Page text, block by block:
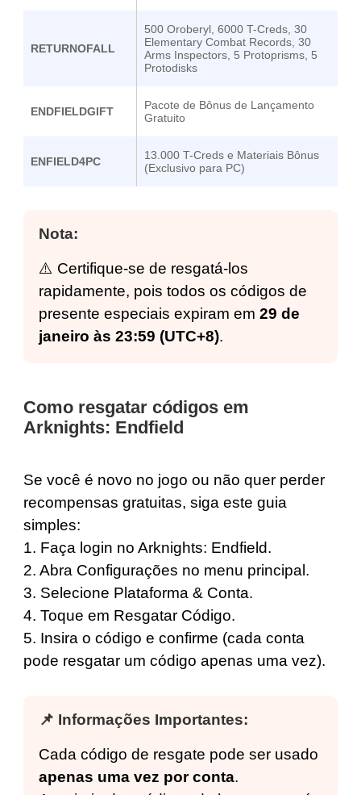
RETURNOFALL
500 Oroberyl, 6000 T-Creds, 30
Elementary Combat Records, 30
Arms Inspectors, 5 Protoprisms, 5
Protodisks
ENDFIELDGIFT
Pacote de Bônus de Lançamento
Gratuito
ENFIELD4PC
13.000 T-Creds e Materiais Bônus
(Exclusivo para PC)
Nota:
⚠️ Certifique-se de resgatá-los
rapidamente, pois todos os códigos de
presente especiais expiram em 29 de
janeiro às 23:59 (UTC+8).
Como resgatar códigos em
Arknights: Endfield
Se você é novo no jogo ou não quer perder
recompensas gratuitas, siga este guia
simples:
1. Faça login no Arknights: Endfield.
2. Abra Configurações no menu principal.
3. Selecione Plataforma & Conta.
4. Toque em Resgatar Código.
5. Insira o código e confirme (cada conta
pode resgatar um código apenas uma vez).
📌 Informações Importantes:
Cada código de resgate pode ser usado
apenas uma vez por conta.